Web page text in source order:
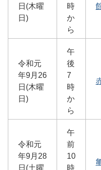
日(木曜
日)
時
か
ら
令和元
年9月26
日(木曜
日)
午
後
7
時
か
ら
令和元
年9月28
日(土曜
午
前
10
時